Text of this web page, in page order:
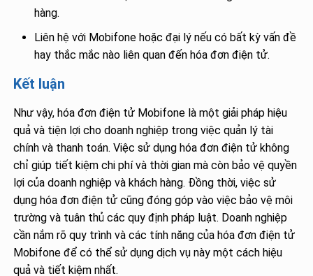
hàng.
Liên hệ với Mobifone hoặc đại lý nếu có bất kỳ vấn đề
hay thắc mắc nào liên quan đến hóa đơn điện tử.
Kết luận
Như vậy, hóa đơn điện tử Mobifone là một giải pháp hiệu
quả và tiện lợi cho doanh nghiệp trong việc quản lý tài
chính và thanh toán. Việc sử dụng hóa đơn điện tử không
chỉ giúp tiết kiệm chi phí và thời gian mà còn bảo vệ quyền
lợi của doanh nghiệp và khách hàng. Đồng thời, việc sử
dụng hóa đơn điện tử cũng đóng góp vào việc bảo vệ môi
trường và tuân thủ các quy định pháp luật. Doanh nghiệp
cần nắm rõ quy trình và các tính năng của hóa đơn điện tử
Mobifone để có thể sử dụng dịch vụ này một cách hiệu
quả và tiết kiệm nhất.